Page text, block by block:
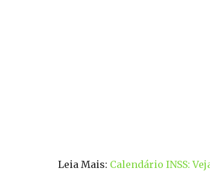
Leia Mais: Calendário INSS: